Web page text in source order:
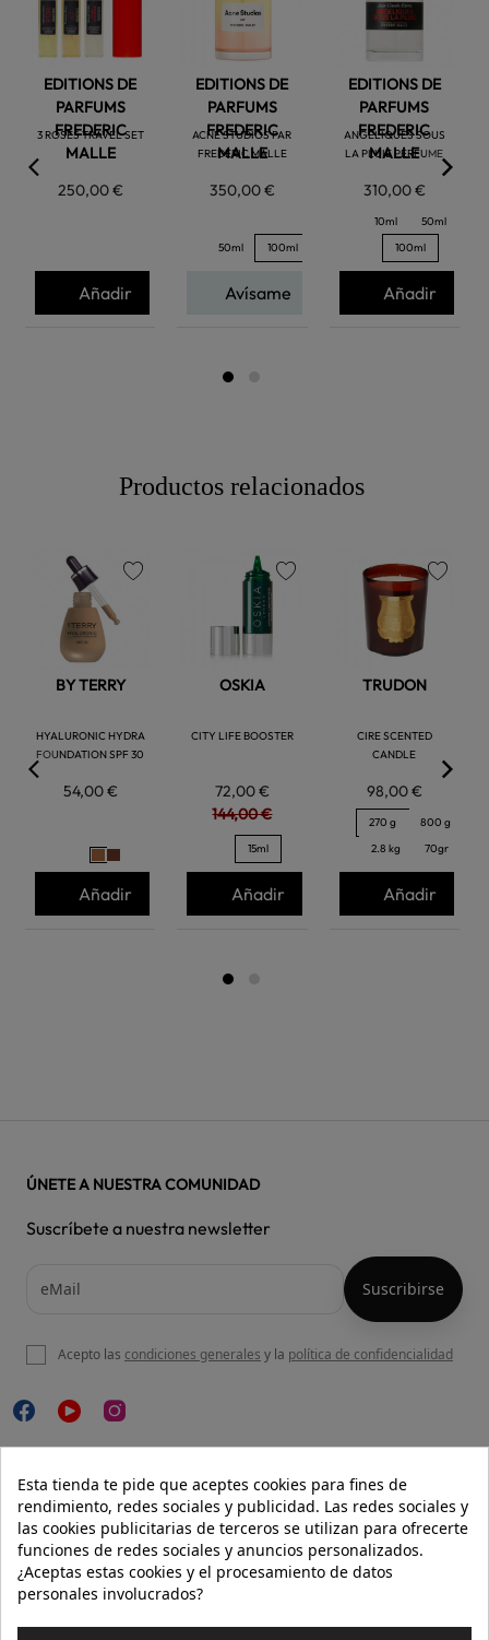
EDITIONS DE
PARFUMS
FREDERIC
MALLE
3 ROSES TRAVEL SET
250,00 €
Añadir
EDITIONS DE
PARFUMS
FREDERIC
MALLE
ACNE STUDIOS PAR
FREDERIC MALLE
350,00 €
50ml 100ml
Avísame
EDITIONS DE
PARFUMS
FREDERIC
MALLE
ANGELIQUES SOUS
LA PLUIE PERFUME
310,00 €
10ml
50ml
100ml
Añadir
Productos relacionados
BY TERRY
HYALURONIC HYDRA
FOUNDATION SPF 30
54,00 €
Añadir
OSKIA
CITY LIFE BOOSTER
72,00 €
144,00 €
15ml
Añadir
TRUDON
CIRE SCENTED
CANDLE
98,00 €
favorite
270 g
800 g
2.8 kg
70gr
Añadir
NUESTRA WEB
AYUDA
INFORMACIÓN 
ÚNETE A NUESTRA COMUNIDAD
Suscríbete a nuestra newsletter
Acepto las condiciones generales y la política de confidencialidad
Esta tienda te pide que aceptes cookies para fines de
rendimiento, redes sociales y publicidad. Las redes sociales y
las cookies publicitarias de terceros se utilizan para ofrecerte
funciones de redes sociales y anuncios personalizados.
¿Aceptas estas cookies y el procesamiento de datos
personales involucrados?